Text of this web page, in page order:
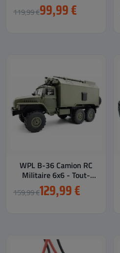
Terrain 1/16
119,99 €99,99 €
WPL B-36 Camion RC
Militaire 6x6 - Tout-
Terrain à l'Échelle 1/16
159,99 €129,99 €